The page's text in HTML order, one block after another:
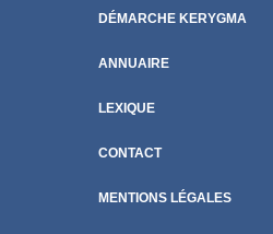
DÉMARCHE KERYGMA
ANNUAIRE
LEXIQUE
CONTACT
MENTIONS LÉGALES